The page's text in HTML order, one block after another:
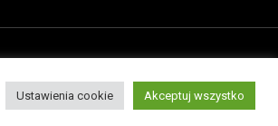
Ustawienia cookie Akceptuj wszystko